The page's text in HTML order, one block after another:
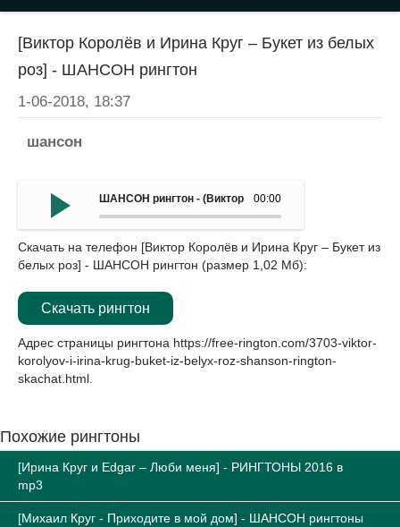
[Виктор Королёв и Ирина Круг – Букет из белых
роз] - ШАНСОН рингтон
1-06-2018, 18:37
шансон
00:00
ШАНСОН рингтон - (Виктор Королёв и Ирина Круг –
Скачать на телефон [Виктор Королёв и Ирина Круг – Букет из
белых роз] - ШАНСОН рингтон (размер 1,02 Мб):
Скачать рингтон
Адрес страницы рингтона https://free-rington.com/3703-viktor-
korolyov-i-irina-krug-buket-iz-belyx-roz-shanson-rington-
skachat.html
Похожие рингтоны
[Ирина Круг и Edgar – Люби меня] - РИНГТОНЫ 2016 в
mp3
[Михаил Круг - Приходите в мой дом] - ШАНСОН рингтоны